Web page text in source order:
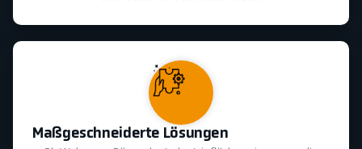
Maßgeschneiderte Lösungen